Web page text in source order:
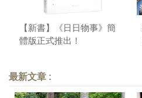
【新書】《日日物事》簡
體版正式推出！
最新文章 :